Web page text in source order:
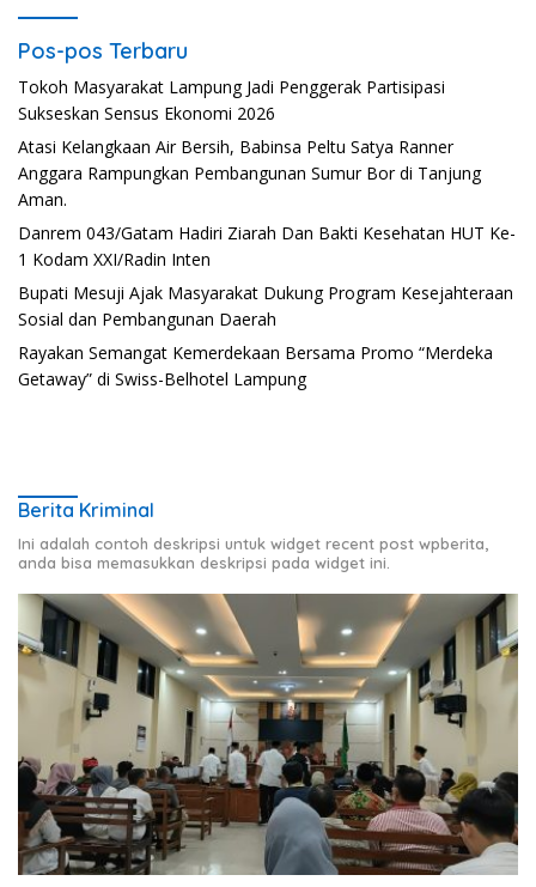
Pos-pos Terbaru
Tokoh Masyarakat Lampung Jadi Penggerak Partisipasi
Sukseskan Sensus Ekonomi 2026
Atasi Kelangkaan Air Bersih, Babinsa Peltu Satya Ranner
Anggara Rampungkan Pembangunan Sumur Bor di Tanjung
Aman.
Danrem 043/Gatam Hadiri Ziarah Dan Bakti Kesehatan HUT Ke-
1 Kodam XXI/Radin Inten
Bupati Mesuji Ajak Masyarakat Dukung Program Kesejahteraan
Sosial dan Pembangunan Daerah
Rayakan Semangat Kemerdekaan Bersama Promo “Merdeka
Getaway” di Swiss-Belhotel Lampung
Berita Kriminal
Ini adalah contoh deskripsi untuk widget recent post wpberita,
anda bisa memasukkan deskripsi pada widget ini.